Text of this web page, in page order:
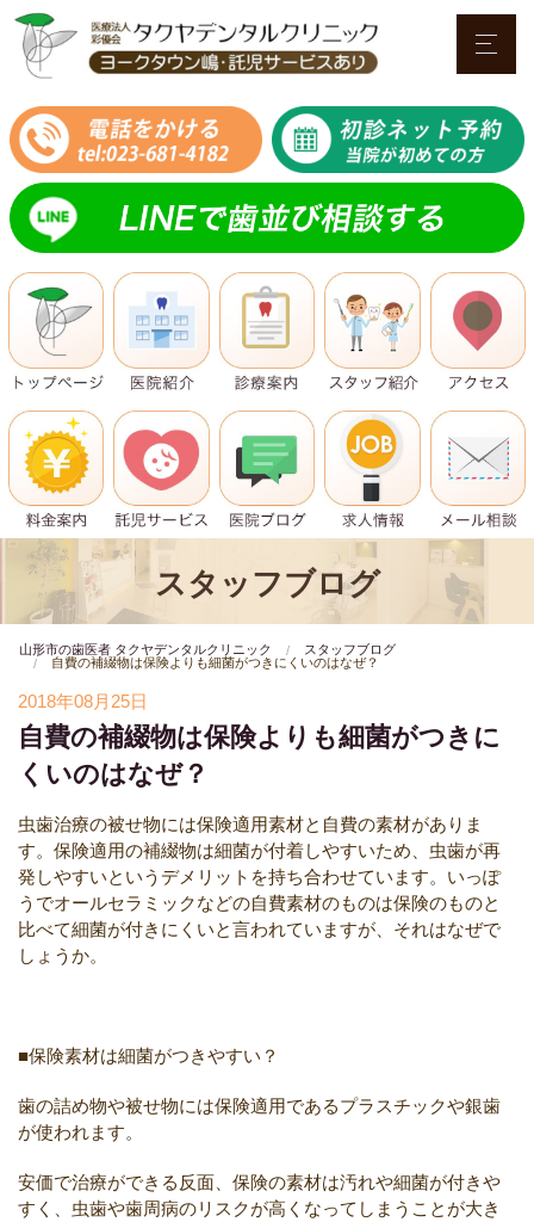
スタッフブログ
山形市の歯医者 タクヤデンタルクリニック
スタッフブログ
自費の補綴物は保険よりも細菌がつきにくいのはなぜ？
2018年08月25日
自費の補綴物は保険よりも細菌がつきに
くいのはなぜ？
虫歯治療の被せ物には保険適用素材と自費の素材がありま
す。保険適用の補綴物は細菌が付着しやすいため、虫歯が再
発しやすいというデメリットを持ち合わせています。いっぽ
うでオールセラミックなどの自費素材のものは保険のものと
比べて細菌が付きにくいと言われていますが、それはなぜで
しょうか。
■保険素材は細菌がつきやすい？
歯の詰め物や被せ物には保険適用であるプラスチックや銀歯
が使われます。
安価で治療ができる反面、保険の素材は汚れや細菌が付きや
すく、虫歯や歯周病のリスクが高くなってしまうことが大き